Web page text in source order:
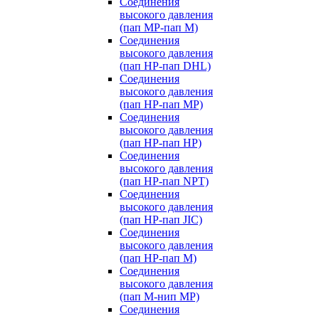
высокого давления
(пап MP-пап M)
Соединения
высокого давления
(пап HP-пап DHL)
Соединения
высокого давления
(пап HP-пап MP)
Соединения
высокого давления
(пап HP-пап HP)
Соединения
высокого давления
(пап HP-пап NPT)
Соединения
высокого давления
(пап HP-пап JIC)
Соединения
высокого давления
(пап HP-пап M)
Соединения
высокого давления
(пап M-нип MP)
Соединения